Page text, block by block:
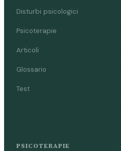
Disturbi psicologici
Psicoterapie
Articoli
Glossario
Test
PSICOTERAPIE